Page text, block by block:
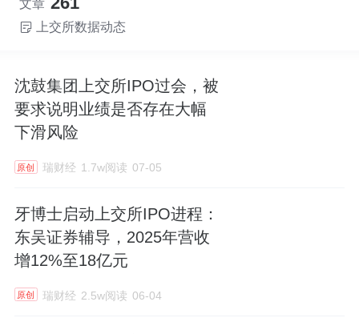
文章
上交所数据动态
沈鼓集团上交所IPO过会，被
要求说明业绩是否存在大幅
下滑风险
原创 瑞财经 1.7w阅读 07-05
牙博士启动上交所IPO进程：
东吴证券辅导，2025年营收
增12%至18亿元
原创 瑞财经 2.5w阅读 06-04